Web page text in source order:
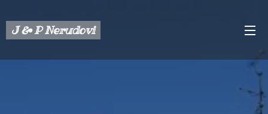
J & P Nerudovi